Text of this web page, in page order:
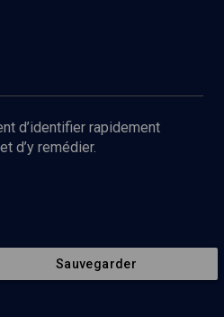
d’identifier rapidement
d’y remédier.
Sauvegarder